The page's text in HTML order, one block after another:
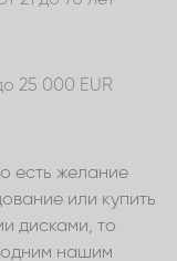
25 000 EUR
есть желание
или купить
дисками, то
одним нашим